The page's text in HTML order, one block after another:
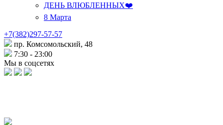
ДЕНЬ ВЛЮБЛЕННЫХ❤️
8 Марта
+7(382)297-57-57
пр. Комсомольский, 48
7:30 - 23:00
Мы в соцсетях